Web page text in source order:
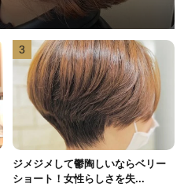
3
ジメジメして鬱陶しいならベリー
ショート！女性らしさを失...